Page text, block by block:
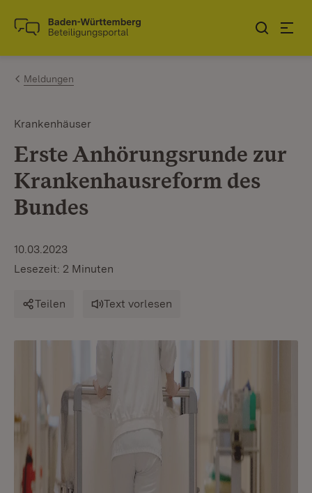
Zum Inhalt springen
Link zur Startseite
Meldungen
Krankenhäuser
Erste Anhörungsrunde zur
Krankenhausreform des
Bundes
10.03.2023
Lesezeit: 2 Minuten
Teilen Text vorlesen